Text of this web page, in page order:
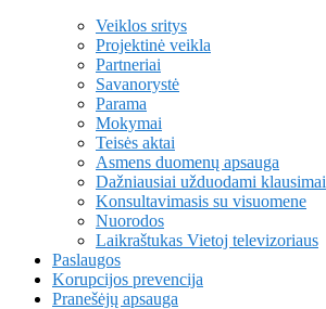
Veiklos sritys
Projektinė veikla
Partneriai
Savanorystė
Parama
Mokymai
Teisės aktai
Asmens duomenų apsauga
Dažniausiai užduodami klausimai
Konsultavimasis su visuomene
Nuorodos
Laikraštukas Vietoj televizoriaus
Paslaugos
Korupcijos prevencija
Pranešėjų apsauga